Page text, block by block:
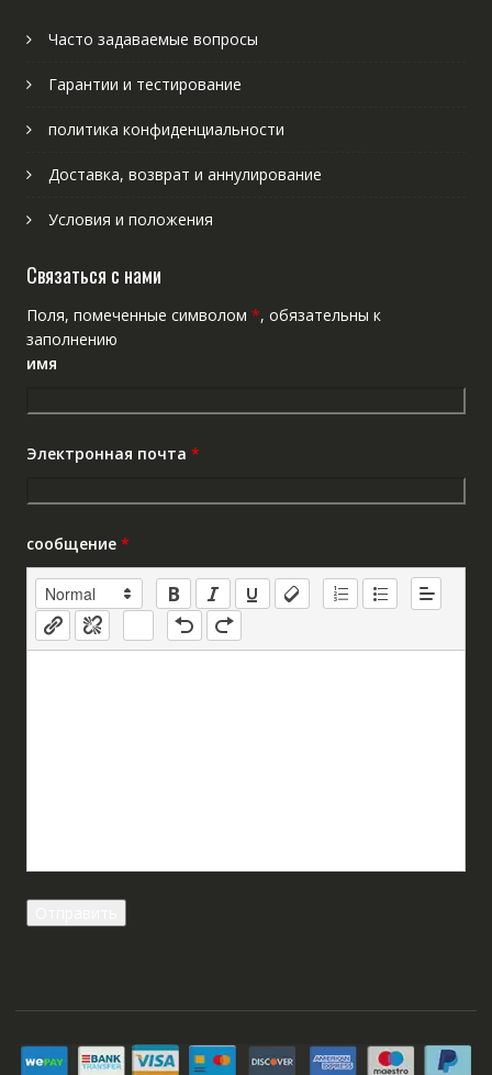
Часто задаваемые вопросы
Гарантии и тестирование
политика конфиденциальности
Доставка, возврат и аннулирование
Условия и положения
Связаться с нами
Поля, помеченные символом *, обязательны к
заполнению
имя
Электронная почта *
сообщение *